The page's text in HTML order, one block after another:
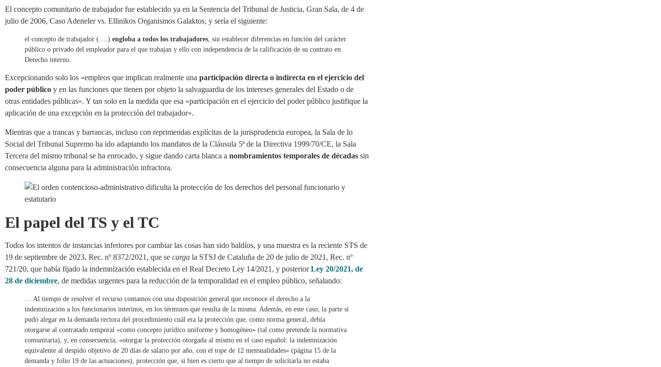
El concepto comunitario de trabajador fue establecido ya en la Sentencia del Tribunal de Justicia, Gran Sala, de 4 de
julio de 2006, Caso Adeneler vs. Ellinikos Organismos Galaktos, y sería el siguiente:
el concepto de trabajador (….) engloba a todos los trabajadores , sin establecer diferencias en función del carácter
público o privado del empleador para el que trabajan y ello con independencia de la calificación de su contrato en
Derecho interno.
Excepcionando solo los «empleos que implican realmente una participación directa o indirecta en el ejercicio del
poder público y en las funciones que tienen por objeto la salvaguardia de los intereses generales del Estado o de
otras entidades públicas». Y tan solo en la medida que esa «participación en el ejercicio del poder público justifique la
aplicación de una excepción en la protección del trabajador».
Mientras que a trancas y barrancas, incluso con reprimendas explícitas de la jurisprudencia europea, la Sala de lo
Social del Tribunal Supremo ha ido adaptando los mandatos de la Cláusula 5ª de la Directiva 1999/70/CE, la Sala
Tercera del mismo tribunal se ha enrocado, y sigue dando carta blanca a nombramientos temporales de décadas sin
consecuencia alguna para la administración infractora.
El papel del TS y el TC
Todos los intentos de instancias inferiores por cambiar las cosas han sido baldíos, y una muestra es la reciente STS de
19 de septiembre de 2023, Rec. nº 8372/2021, que se carga la STSJ de Cataluña de 20 de julio de 2021, Rec. nº
721/20, que había fijado la indemnización establecida en el Real Decreto Ley 14/2021, y posteriorLey 20/2021, de
28 de diciembre, de medidas urgentes para la reducción de la temporalidad en el empleo público, señalando:
… Al tiempo de resolver el recurso contamos con una disposición general que reconoce el derecho a la
indemnización a los funcionarios interinos, en los términos que resulta de la misma. Además, en este caso, la parte si
pudo alegar en la demanda rectora del procedimiento cuál era la protección que, como norma general, debía
otorgarse al contratado temporal «como concepto jurídico uniforme y homogéneo» (tal como pretende la normativa
comunitaria), y, en consecuencia, «otorgar la protección otorgada al mismo en el caso español: la indemnización
equivalente al despido objetivo de 20 días de salario por año, con el tope de 12 mensualidades» (página 15 de la
demanda y folio 19 de las actuaciones), protección que, si bien es cierto que al tiempo de solicitarla no estaba